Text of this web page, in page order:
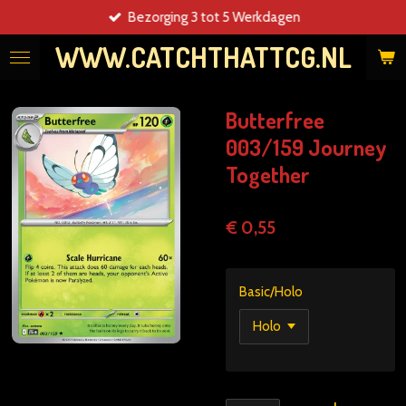
direct
naar
WWW.CATCHTHATTCG.NL
Bezorging 3 tot 5 Werkdagen
Butterfree
003/159 Journey
Together
€ 0,55
Basic/Holo